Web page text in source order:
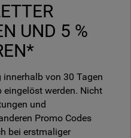
UND 5 %
von 30 Tagen
eingelöst werden. Nicht
und
Promo Codes
bei erstmaliger